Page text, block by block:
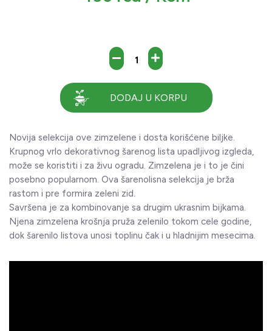
DODAJ U KORPU
Novija selekcija ove zimzelene i dosta korišćene biljke.
Krupnog vrlo dekorativnog šarenog lista upadljivog izgleda,
može se koristiti i za živu ogradu. Zimzelena je i to je čini
posebno popularnom. Ova šarenolisna selekcija je brža
rastom i pre formira zeleni zid.
Savršena je za kombinovanje sa drugim ukrasnim bijkama.
Njena zimzelena krošnja pruža zelenilo tokom cele godine,
dok šarenilo listova unosi toplinu čak i u hladnijim mesecima.